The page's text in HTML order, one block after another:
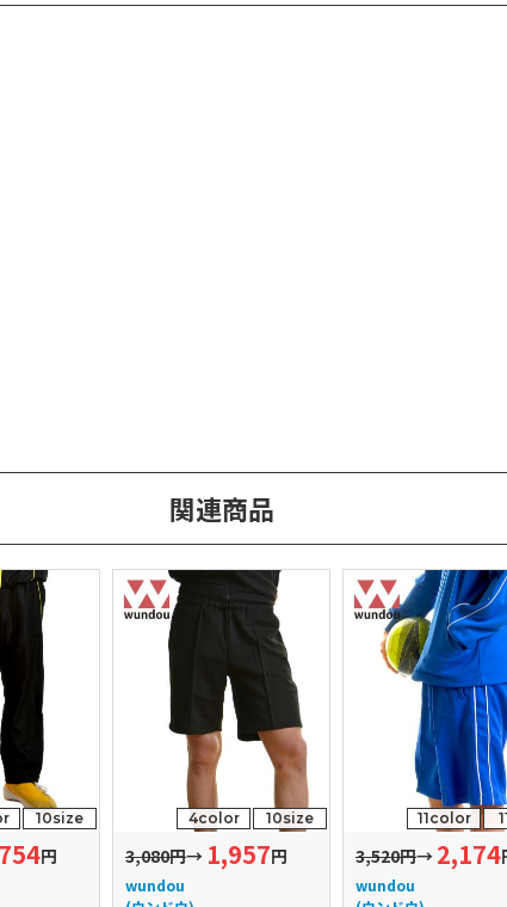
関連商品
10size
円
4color 10size
3,080円→ 1,957円
wundou
11color
3,520円→ 2,174
wundou